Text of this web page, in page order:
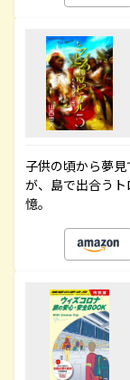
子供の頃から夢
が、島で出合う
憶。